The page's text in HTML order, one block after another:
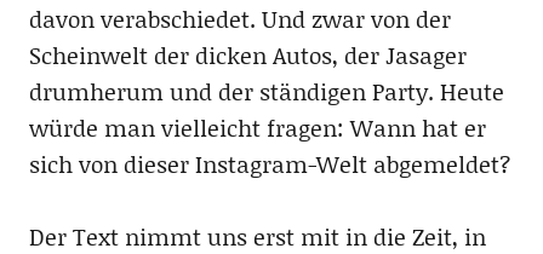
davon verabschiedet. Und zwar von der
Scheinwelt der dicken Autos, der Jasager
drumherum und der ständigen Party. Heute
würde man vielleicht fragen: Wann hat er
sich von dieser Instagram-Welt abgemeldet?
Der Text nimmt uns erst mit in die Zeit, in